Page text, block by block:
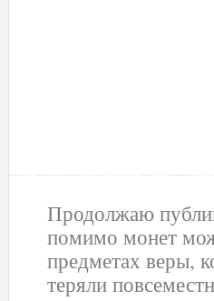
Продолжаю
помимо монет
предметах веры,
теряли